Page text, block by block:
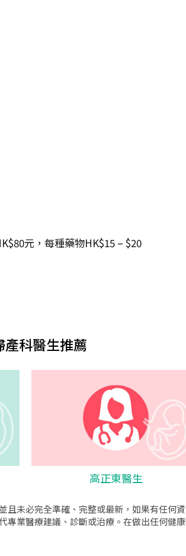
元，每種藥物HK$15 – $20
產科醫生推薦
高正東醫生
未必完全準確、完整或最新，如果有任何
業醫療建議、診斷或治療。在做出任何健